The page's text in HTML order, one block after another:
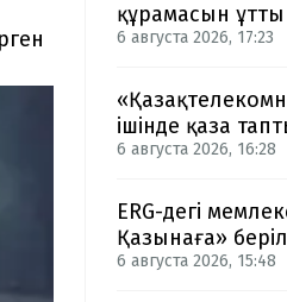
құрамасын ұтты
6 августа 2026, 17:23
ішінде қаза
6 августа 2026, 16:28
ERG-дегі
Қазынаға»
6 августа 2026, 15:48